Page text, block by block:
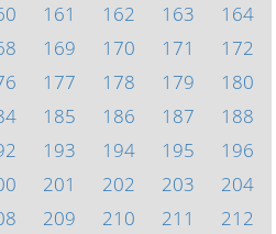
161 162 163
164
169 170 171
172
177 178 179
180
185 186 187
188
193 194 195
196
201 202 203
204
209 210 211
212